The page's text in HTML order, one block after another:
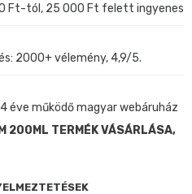
Ft-tól, 25 000 Ft felett ingyenes
2000+ vélemény, 4,9/5.
éve működő magyar webáruház
200ML TERMÉK VÁSÁRLÁSA,